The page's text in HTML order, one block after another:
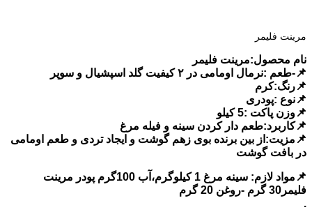
مرینت فلیمر
نام محصول:مرینت فلیمر
📌-طعم :نرمال اومامی در ۲ کیفیت گلد اسپشیال و سوپر
📌رنگ:کرم
📌نوع :پودری
📌وزن پاکت :5 کیلو
📌کاربرد:طعم دار کردن سینه و فیله مرغ
📌مزیت:از بین برنده بوی زهم گوشت و ایجاد تردی و طعم اومامی
در بافت گوشت
📌مواد لازم: سینه مرغ 1 کیلوگرم،آب 100گرم پودر مرینت
فلیمر30 گرم -روغن 20 گرم
.